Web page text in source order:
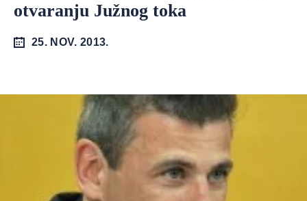
otvaranju Južnog toka
25. NOV. 2013.